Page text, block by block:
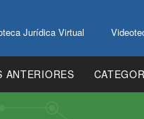
Jurídica Virtual
ANTERIORES